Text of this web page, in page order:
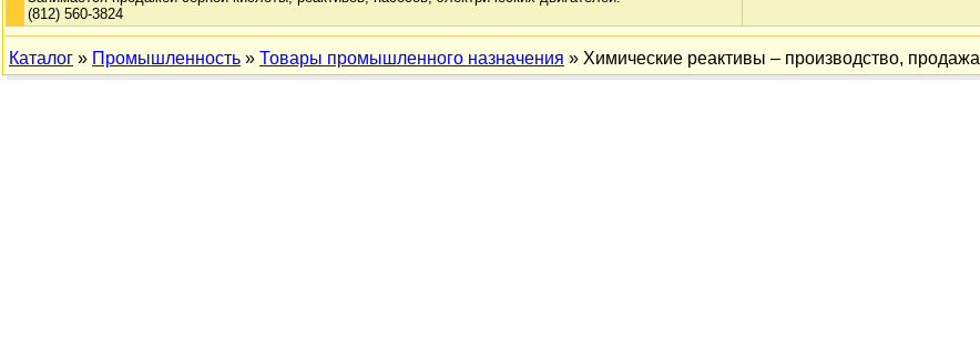
(812) 560-3824
Каталог » Промышленность » Товары промышленного назначения » Химические реактивы – производство, продажа